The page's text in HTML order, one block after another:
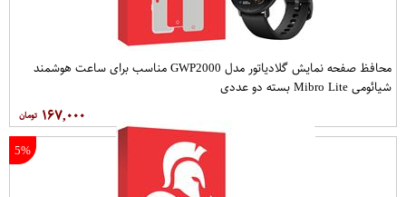
محافظ صفحه نمایش گلادیاتور مدل GWP2000 مناسب برای ساعت هوشمند
شیائومی Mibro Lite بسته دو عددی
۱۶۷,۰۰۰
5%